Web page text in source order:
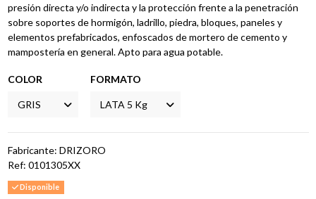
presión directa y/o indirecta y la protección frente a la penetración
sobre soportes de hormigón, ladrillo, piedra, bloques, paneles y
elementos prefabricados, enfoscados de mortero de cemento y
mampostería en general. Apto para agua potable.
COLOR FORMATO
Fabricante: DRIZORO
Ref: 0101305XX
Disponible